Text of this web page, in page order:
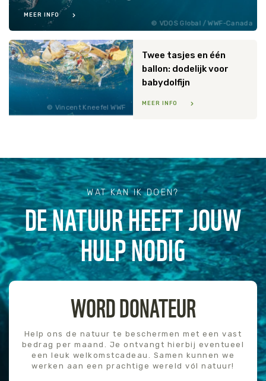
VDOS Global / WWF-Canada
MEER INFO
Vincent Kneefel WWF
Twee tasjes en één
ballon: dodelijk voor
babydolfijn
MEER INFO
WAT KAN IK DOEN?
DE NATUUR HEEFT JOUW
HULP NODIG
WORD DONATEUR
Help ons de natuur te beschermen met een vast
bedrag per maand. Je ontvangt hierbij eventueel
een leuk welkomstcadeau. Samen kunnen we
werken aan een prachtige wereld vól natuur!